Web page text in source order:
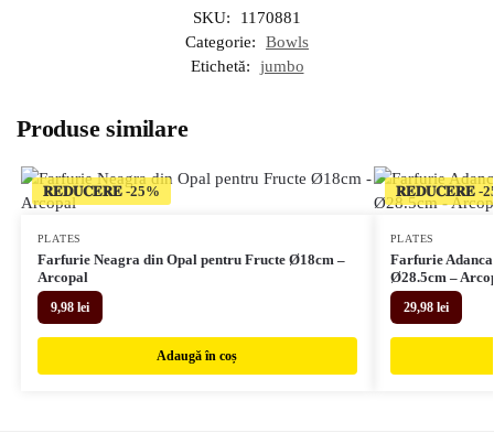
SKU:
1170881
Categorie:
Bowls
Etichetă:
jumbo
Produse similare
𝐑𝐄𝐃𝐔𝐂𝐄𝐑𝐄
PLATES
Farfurie Neagra din Opal pentru Fructe Ø18cm –
Arcopal
9,98 lei
Adaugă în coș
𝐑𝐄𝐃𝐔𝐂𝐄𝐑𝐄
PLATES
Farfurie
Ø28.5cm –
29,98 lei